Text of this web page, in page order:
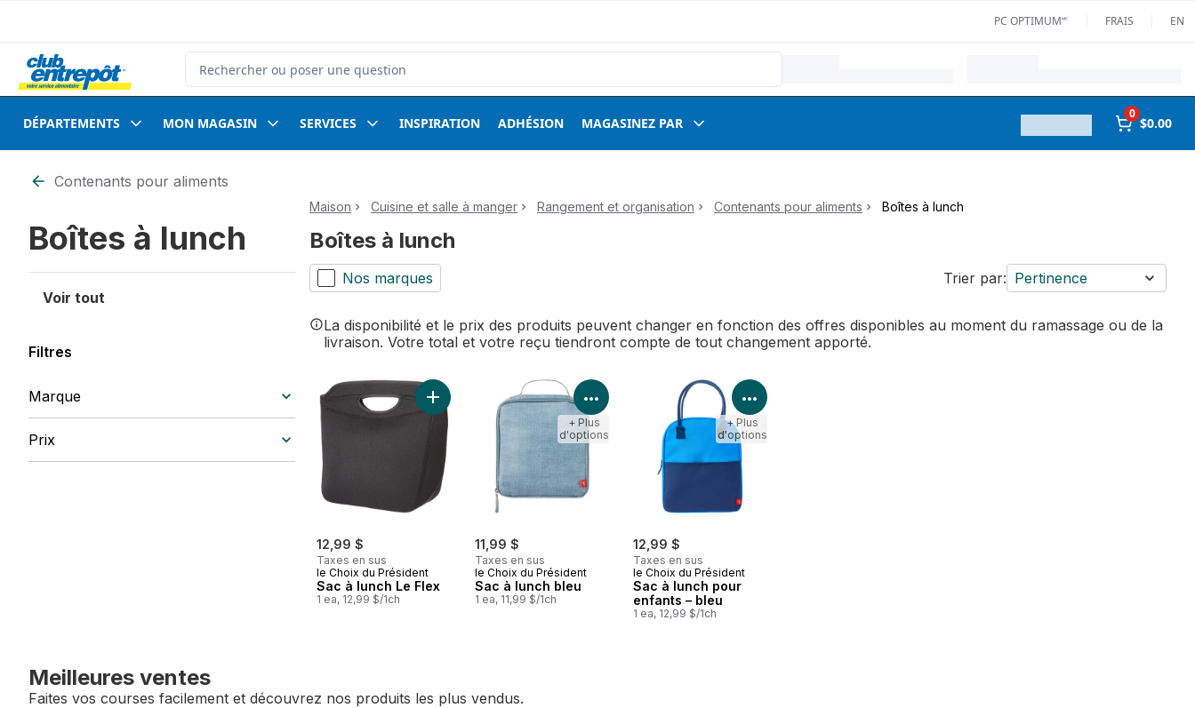
PC OPTIMUM🅪
FRAIS EN
Rechercher des produits
DÉPARTEMENTS MON MAGASIN SERVICES INSPIRATION ADHÉSION MAGASINEZ PAR
0
$0.00
Passer au filtrage du contenu
Contenants pour aliments
Boîtes à lunch
Voir tout
Filtres
Marque
Prix
Maison Cuisine et salle à manger Rangement et organisation Contenants pour aliments Boîtes à lunch
Boîtes à lunch
Nos marques Trier par: Pertinence
La disponibilité et le prix des produits peuvent changer en fonction des offres disponibles au moment du ramassage ou de la
livraison. Votre total et votre reçu tiendront compte de tout changement apporté.
12,99 $
Taxes en sus
le Choix du Président
Sac à lunch Le Flex
1 ea, 12,99 $/1ch
Ajouter Sac à lunch Le Flex au panier
11,99 $
Taxes en sus
le Choix du Président
Sac à lunch bleu
1 ea, 11,99 $/1ch
Voir les détails du produit
+ Plus
d'options
12,99 $
Taxes en sus
le Choix du Président
Sac à lunch pour
enfants – bleu
1 ea, 12,99 $/1ch
Voir les détails du produit
+ Plus
d'options
Meilleures ventes
Faites vos courses facilement et découvrez nos produits les plus vendus.